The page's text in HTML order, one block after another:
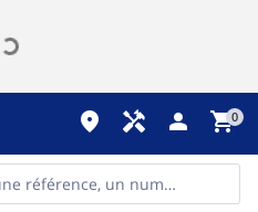
place handyman person shopping_cart0